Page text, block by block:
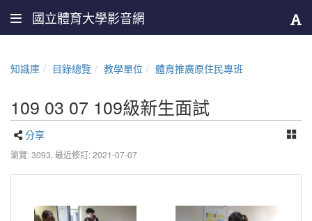
國立體育大學影音網
知識庫 目錄總覽 教學單位 體育推廣原住民專班
109 03 07 109級新生面試
分享
瀏覽: 3093, 最近修訂: 2021-07-07